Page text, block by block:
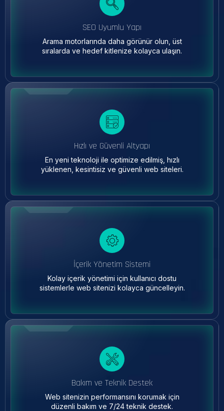
SEO Uyumlu Yapı
Arama motorlarında daha görünür olun, üst
sıralarda ve hedef kitlenize kolayca ulaşın.
Hızlı ve Güvenli Altyapı
En yeni teknoloji ile optimize edilmiş, hızlı
yüklenen, kesintisiz ve güvenli web siteleri.
İçerik Yönetim Sistemi
Kolay içerik yönetimi için kullanıcı dostu
sistemlerle web sitenizi kolayca güncelleyin.
Bakım ve Teknik Destek
Web sitenizin performansını korumak için
düzenli bakım ve 7/24 teknik destek.